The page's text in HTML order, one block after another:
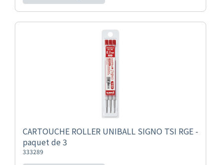
CARTOUCHE ROLLER UNIBALL SIGNO TSI RGE -
paquet de 3
333289